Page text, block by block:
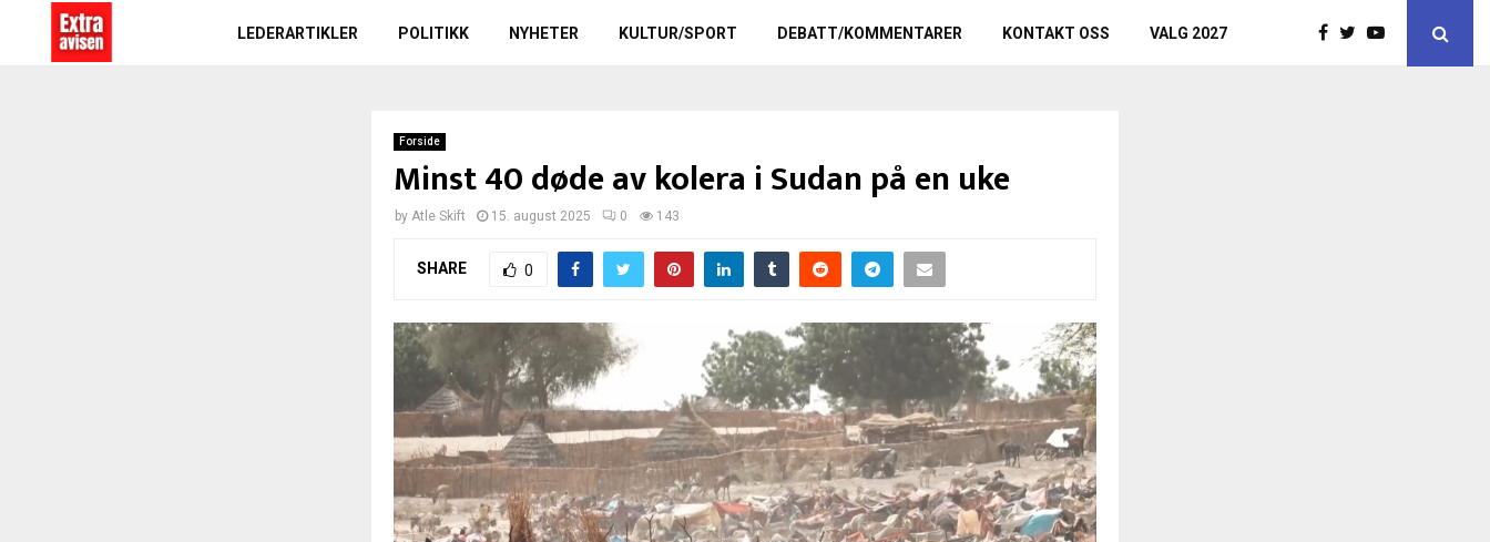
LEDERARTIKLER POLITIKK NYHETER KULTUR/SPORT DEBATT/KOMMENTARER KONTAKT OSS VALG 2027
Forside
Minst 40 døde av kolera i Sudan på en uke
by Atle Skift 15. august 2025 0 143
SHARE 0